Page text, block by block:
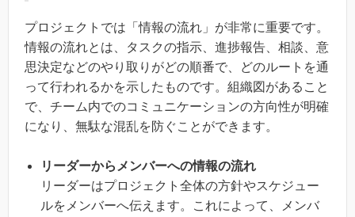
プロジェクトでは「情報の流れ」が非常に重要です。
情報の流れとは、タスクの指示、進捗報告、相談、意
思決定などのやり取りがどの順番で、どのルートを通
って行われるかを示したものです。組織図があること
で、チーム内でのコミュニケーションの方向性が明確
になり、無駄な混乱を防ぐことができます。
リーダーからメンバーへの情報の流れ
リーダーはプロジェクト全体の方針やスケジュー
ルをメンバーへ伝えます。これによって、メンバ